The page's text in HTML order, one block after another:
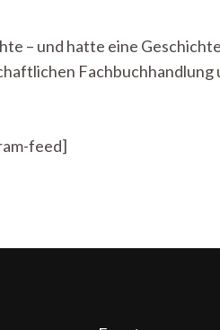
– und hatte eine
Fachbuchhandlung
feed]